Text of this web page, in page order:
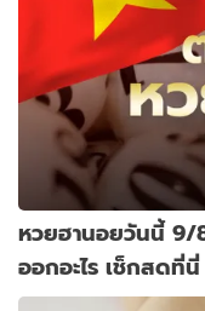
หวยฮานอยวันนี้
ออกอะไร เช็กสดที่นี่